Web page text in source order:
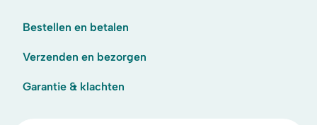
Bestellen en betalen
Verzenden en bezorgen
Garantie & klachten